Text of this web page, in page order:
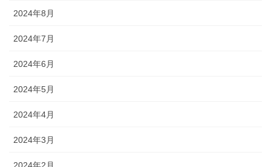
2024年8月
2024年7月
2024年6月
2024年5月
2024年4月
2024年3月